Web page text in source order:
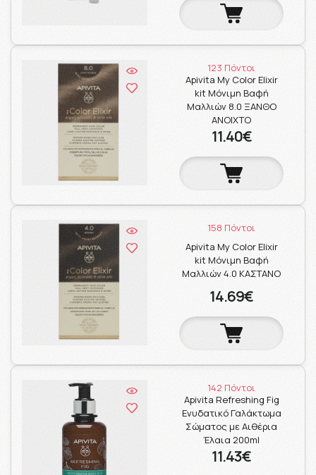
123 Πόντοι
Apivita My Color Elixir
kit Μόνιμη Βαφή
Μαλλιών 8.0 ΞΑΝΘΟ
ΑΝΟΙΧΤΟ
11.40€
158 Πόντοι
Apivita My Color Elixir
kit Μόνιμη Βαφή
Μαλλιών 4.0 ΚΑΣΤΑΝΟ
14.69€
142 Πόντοι
Apivita Refreshing Fig
Ενυδατικό Γαλάκτωμα
Σώματος με Αιθέρια
Έλαια 200ml
11.43€